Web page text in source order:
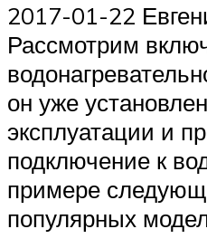
2017-01-22
Рассмотрим
он уже
эксплуатации и
подключение к
примере
популярных